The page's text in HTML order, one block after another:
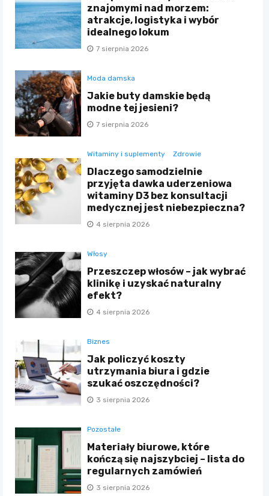
znajomymi nad morzem:
atrakcje, logistyka i wybór
idealnego lokum
7 sierpnia 2026
Moda damska
Jakie buty damskie będą
modne tej jesieni?
7 sierpnia 2026
Witaminy i suplementy Zdrowie
Dlaczego samodzielnie
przyjęta dawka uderzeniowa
witaminy D3 bez konsultacji
medycznej jest niebezpieczna?
4 sierpnia 2026
Włosy
Przeszczep włosów – jak wybrać
klinikę i uzyskać naturalny
efekt?
4 sierpnia 2026
Biznes
Jak policzyć koszty
utrzymania biura i gdzie
szukać oszczędności?
3 sierpnia 2026
Pozostałe
Materiały biurowe, które
kończą się najszybciej – lista do
regularnych zamówień
3 sierpnia 2026